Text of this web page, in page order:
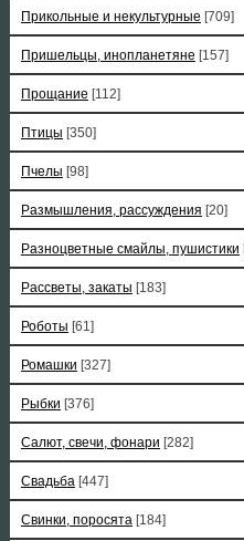
Прикольные и некультурные [709]
Пришельцы, инопланетяне [157]
Прощание [112]
Птицы [350]
Пчелы [98]
Размышления, рассуждения [20]
Разноцветные смайлы, пушистики
Рассветы, закаты [183]
Роботы [61]
Ромашки [327]
Рыбки [376]
Салют, свечи, фонари [282]
Свадьба [447]
Свинки, поросята [184]